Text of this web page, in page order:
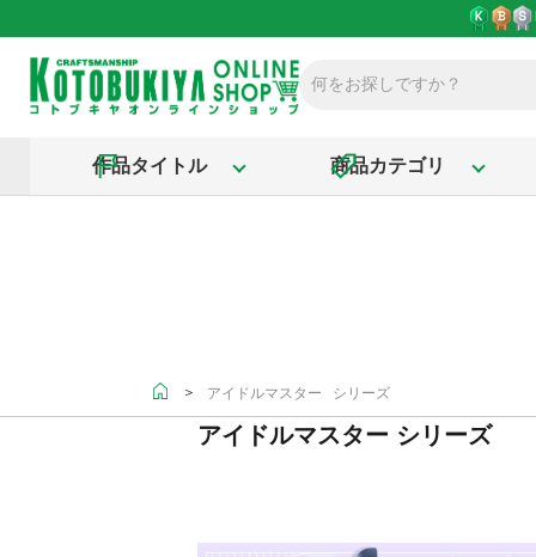
作品タイトル 商品カテゴリ
＞ アイドルマスター シリーズ
アイドルマスター シリーズ